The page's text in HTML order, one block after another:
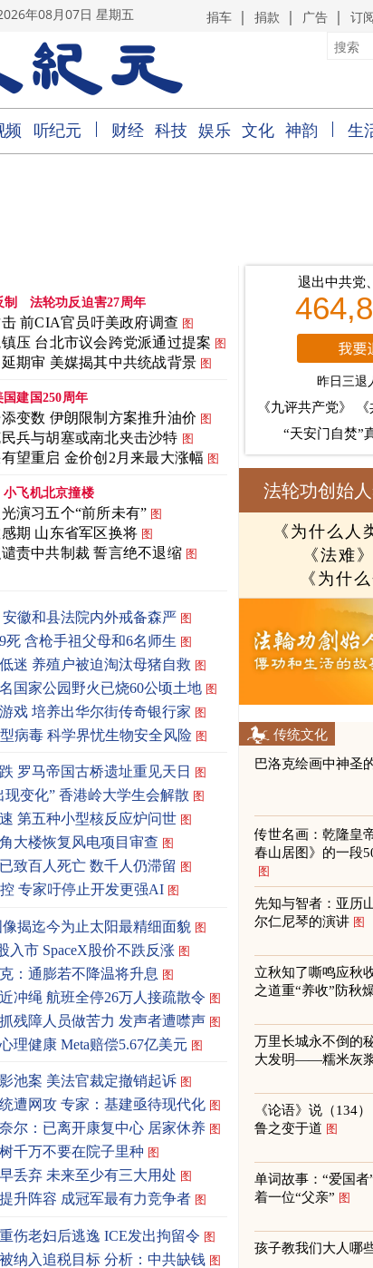
年08月07日 星期五 捐车 捐款 广告 订
频 听纪元 财经 科技 娱乐 文化 神韵 生
法轮功反迫害27周年
前CIA官员吁美政府调查 图
压 台北市议会跨党派通过提案 图
期审 美媒揭其中共统战背景 图
国建国250周年
变数 伊朗限制方案推升油价 图
兵与胡塞或南北夹击沙特 图
望重启 金价创2月来最大涨幅 图
小飞机北京撞楼
演习五个“前所未有” 图
期 山东省军区换将 图
责中共制裁 誓言绝不退缩 图
徽和县法院内外戒备森严 图
死 含枪手祖父母和6名师生 图
迷 养殖户被迫淘汰母猪自救 图
国家公园野火已烧60公顷土地 图
戏 培养出华尔街传奇银行家 图
病毒 科学界忧生物安全风险 图
罗马帝国古桥遗址重见天日 图
现变化” 香港岭大学生会解散 图
第五种小型核反应炉问世 图
大楼恢复风电项目审查 图
致百人死亡 数千人仍滞留 图
专家吁停止开发更强AI 图
揭迄今为止太阳最精细面貌 图
入市 SpaceX股价不跌反涨 图
：通膨若不降温将升息 图
冲绳 航班全停26万人接疏散令 图
残障人员做苦力 发声者遭噤声 图
理健康 Meta赔偿5.67亿美元 图
池案 美法官裁定撤销起诉 图
遭网攻 专家：基建亟待现代化 图
尔：已离开康复中心 居家休养 图
千万不要在院子里种 图
丢弃 未来至少有三大用处 图
升阵容 成冠军最有力竞争者 图
伤老妇后逃逸 ICE发出拘留令 图
纳入追税目标 分析：中共缺钱 图
退出中共党
昨日三
《九评共产党》
“天安门自焚”
法轮功创始
《为什么人
《法难》
《为什
传统文化
巴洛克绘画中神圣
传世名画：乾隆皇
春山居图》的一段
图
先知与智者：亚历
尔仁尼琴的演讲 图
立秋知了嘶鸣应秋
之道重“养收”防秋
万里长城永不倒的
大发明——糯米灰
《论语》说（134）
鲁之变于道 图
单词故事：“爱国者
着一位“父亲” 图
孩子教我们大人哪